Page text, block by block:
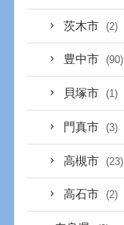
茨木市 (2)
豊中市 (90)
貝塚市 (1)
門真市 (3)
高槻市 (23)
高石市 (2)